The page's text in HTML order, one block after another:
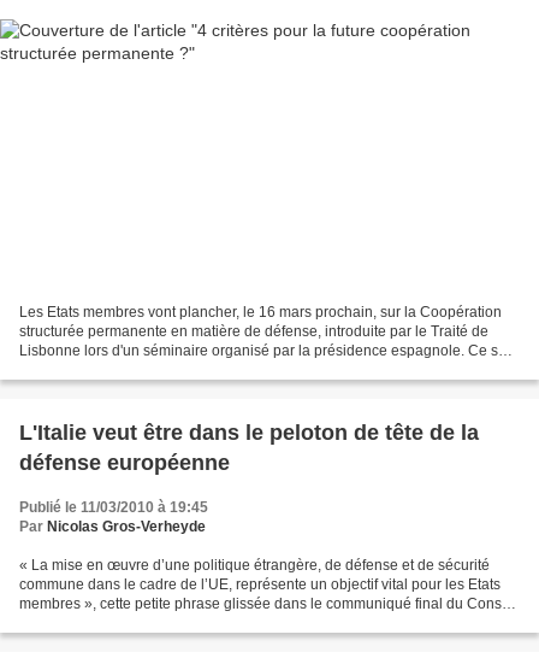
Les Etats membres vont plancher, le 16 mars prochain, sur la Coopération
structurée permanente en matière de défense, introduite par le Traité de
Lisbonne lors d'un séminaire organisé par la présidence espagnole. Ce sera
L'Italie veut être dans le peloton de tête de la
défense européenne
Publié le 11/03/2010 à 19:45
Par Nicolas Gros-Verheyde
« La mise en œuvre d’une politique étrangère, de défense et de sécurité
commune dans le cadre de l’UE, représente un objectif vital pour les Etats
membres », cette petite phrase glissée dans le communiqué final du Conseil